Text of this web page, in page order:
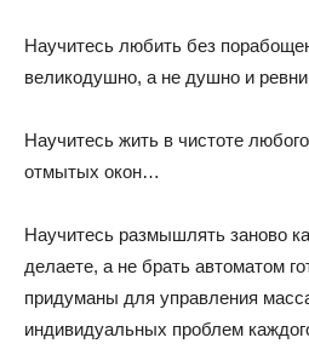
Научитесь любить без
великодушно, а не душно и
Научитесь жить в чистоте
отмытых окон…
Научитесь размышлять заново
делаете, а не брать автоматом
придуманы для управления
индивидуальных проблем